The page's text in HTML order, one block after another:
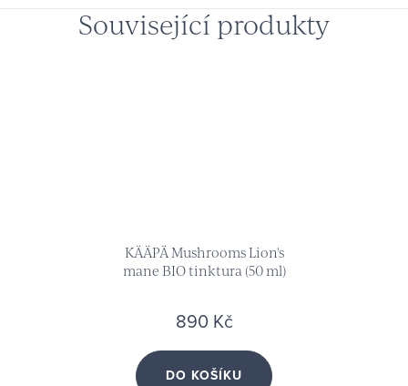
Související produkty
KÄÄPÄ Mushrooms Lion's
mane BIO tinktura (50 ml)
890 Kč
DO KOŠÍKU